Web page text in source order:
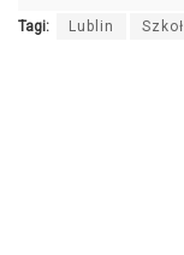
Tagi: Lublin